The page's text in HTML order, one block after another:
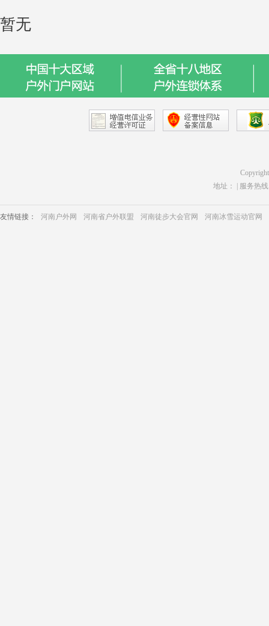
暂无
地址： | 服务热线
友情链接： 河南户外网 河南省户外联盟 河南徒步大会官网 河南冰雪运动官网